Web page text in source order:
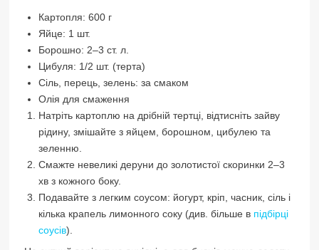
Картопля: 600 г
Яйце: 1 шт.
Борошно: 2–3 ст. л.
Цибуля: 1/2 шт. (терта)
Сіль, перець, зелень: за смаком
Олія для смаження
Натріть картоплю на дрібній тертці, відтисніть зайву
рідину, змішайте з яйцем, борошном, цибулею та
зеленню.
Смажте невеликі деруни до золотистої скоринки 2–3
хв з кожного боку.
Подавайте з легким соусом: йогурт, кріп, часник, сіль і
кілька крапель лимонного соку (див. більше в підбірці
соусів).